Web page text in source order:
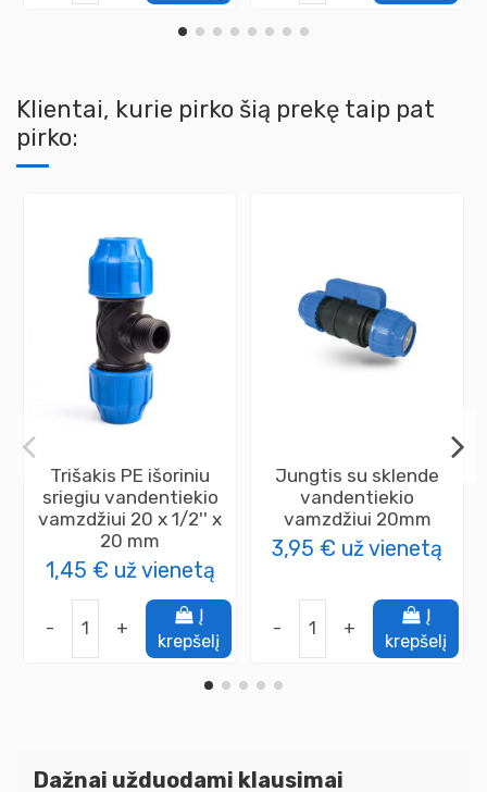
Klientai, kurie pirko šią prekę taip pat
pirko:
Trišakis PE išoriniu
sriegiu vandentiekio
vamzdžiui 20 x 1/2'' x
20 mm
1,45 € už vienetą
- +
Į
krepšelį
Jungtis su sklende
vandentiekio
vamzdžiui 20mm
3,95 € už vienetą
- +
Į
krepšelį
Dažnai užduodami klausimai